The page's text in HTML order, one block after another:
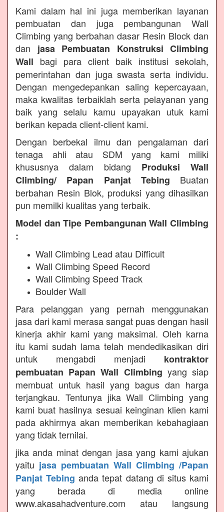
Kami dalam hal ini juga memberikan layanan
pembuatan dan juga pembangunan Wall
Climbing yang berbahan dasar Resin Block dan
dan jasa Pembuatan Konstruksi Climbing
Wall bagi para client baik institusi sekolah,
pemerintahan dan juga swasta serta individu.
Dengan mengedepankan saling kepercayaan,
maka kwalitas terbaiklah serta pelayanan yang
baik yang selalu kamu upayakan utuk kami
berikan kepada client-client kami.
Dengan berbekal ilmu dan pengalaman dari
tenaga ahli atau SDM yang kami miliki
khususnya dalam bidang Produksi Wall
Climbing/ Papan Panjat Tebing Buatan
berbahan Resin Blok, produksi yang dihasilkan
pun memilki kualitas yang terbaik.
Model dan Tipe Pembangunan Wall Climbing
:
Wall Climbing Lead atau Difficult
Wall Climbing Speed Record
Wall Climbing Speed Track
Boulder Wall
Para pelanggan yang pernah menggunakan
jasa dari kami merasa sangat puas dengan hasil
kinerja akhir kami yang maksimal. Oleh karna
itu kami sudah lama telah mendedikasikan diri
untuk mengabdi menjadi kontraktor
pembuatan Papan Wall Climbing yang siap
membuat untuk hasil yang bagus dan harga
terjangkau. Tentunya jika Wall Climbing yang
kami buat hasilnya sesuai keinginan klien kami
pada akhirmya akan memberikan kebahagiaan
yang tidak ternilai.
jika anda minat dengan jasa yang kami ajukan
yaitu jasa pembuatan Wall Climbing /Papan
Panjat Tebing anda tepat datang di situs kami
yang berada di media online
www.akasahadventure.com atau langsung